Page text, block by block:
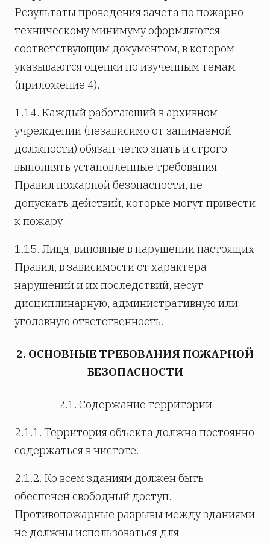
Результаты проведения зачета по пожарно-
техническому минимуму оформляются
соответствующим документом, в котором
указываются оценки по изученным темам
(приложение 4).
1.14. Каждый работающий в архивном
учреждении (независимо от занимаемой
должности) обязан четко знать и строго
выполнять установленные требования
Правил пожарной безопасности, не
допускать действий, которые могут привести
к пожару.
1.15. Лица, виновные в нарушении настоящих
Правил, в зависимости от характера
нарушений и их последствий, несут
дисциплинарную, административную или
уголовную ответственность.
2. ОСНОВНЫЕ ТРЕБОВАНИЯ ПОЖАРНОЙ
БЕЗОПАСНОСТИ
2.1. Содержание территории
2.1.1. Территория объекта должна постоянно
содержаться в чистоте.
2.1.2. Ко всем зданиям должен быть
обеспечен свободный доступ.
Противопожарные разрывы между зданиями
не должны использоваться для